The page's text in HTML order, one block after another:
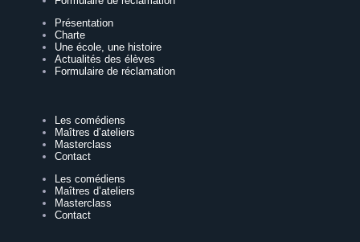
Présentation
Charte
Une école, une histoire
Actualités des élèves
Formulaire de réclamation
Les comédiens
Maîtres d’ateliers
Masterclass
Contact
Les comédiens
Maîtres d’ateliers
Masterclass
Contact